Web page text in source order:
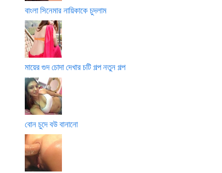
বাংলা সিনেমার নায়িকাকে চুদলাম
মায়ের গুদ চোদা দেখার চটি গল্প নতুন গল্প
বোন চুদে বউ বানানো